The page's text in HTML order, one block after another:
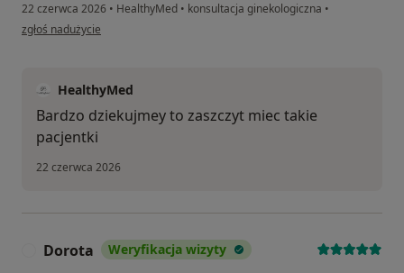
22 czerwca 2026 • HealthyMed • konsultacja ginekologiczna •
w opinii użytkownika Beata
zgłoś nadużycie
HealthyMed
Bardzo dziekujmey to zaszczyt miec takie
pacjentki
22 czerwca 2026
Dorota Weryfikacja wizyty